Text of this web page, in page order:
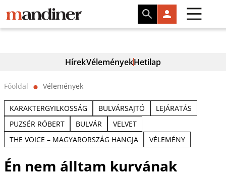
HírekVéleményekHetilap
Főoldal ⬤ Vélemények
KARAKTERGYILKOSSÁG BULVÁRSAJTÓ
LEJÁRATÁS
PUZSÉR RÓBERT
BULVÁR
VELVET
THE VOICE – MAGYARORSZÁG HANGJA
VÉLEMÉNY
Én nem álltam kurvának